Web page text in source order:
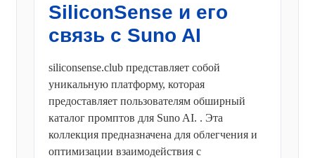
SiliconSense и его
связь с Suno AI
siliconsense.club представляет собой
уникальную платформу, которая
предоставляет пользователям обширный
каталог промптов для Suno AI. . Эта
коллекция предназначена для облегчения и
оптимизации взаимодействия с